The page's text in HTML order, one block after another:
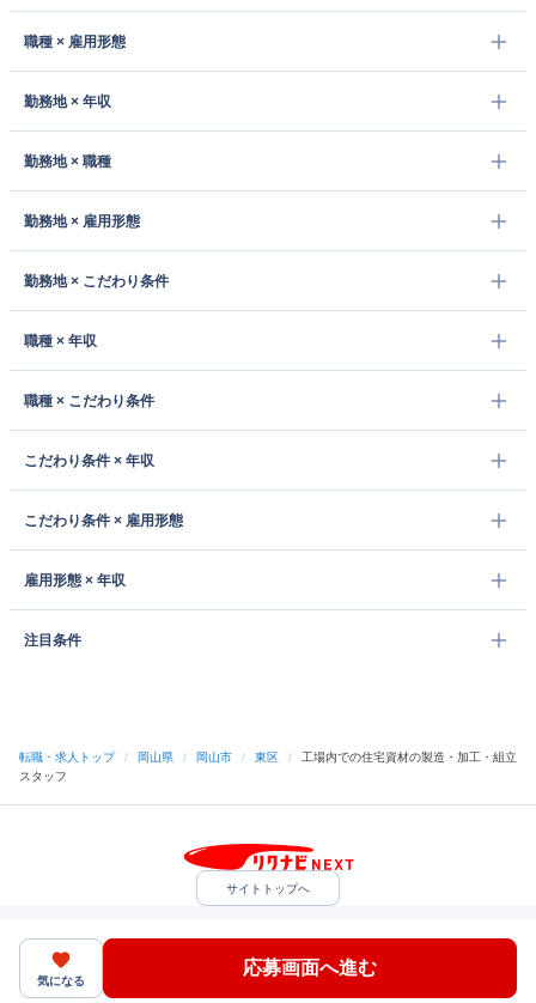
職種 × 雇用形態
勤務地 × 年収
勤務地 × 職種
勤務地 × 雇用形態
勤務地 × こだわり条件
職種 × 年収
職種 × こだわり条件
こだわり条件 × 年収
こだわり条件 × 雇用形態
雇用形態 × 年収
注目条件
転職・求人トップ / 岡山県 / 岡山市 / 東区 /
工場内での住宅資材の製造・加工・組立
スタッフ
気になる
応募画面へ進む
サイトトップへ
中途採用をご検討の企業様
ヘルプ・お問い合わせ
（C）Indeed Inc.